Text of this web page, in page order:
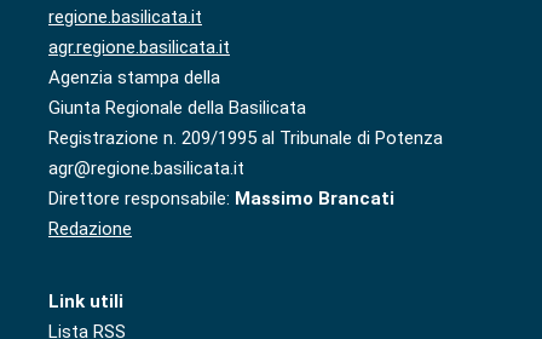
regione.basilicata.it
agr.regione.basilicata.it
Agenzia stampa della
Giunta Regionale della Basilicata
Registrazione n. 209/1995 al Tribunale di Potenza
agr@regione.basilicata.it
Direttore responsabile: Massimo Brancati
Redazione
Link utili
Lista RSS